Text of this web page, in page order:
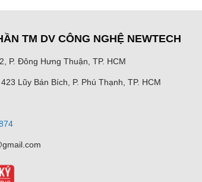
TM DV CÔNG NGHỆ NEWTECH
P. Đông Hưng Thuận, TP. HCM
Lũy Bán Bích, P. Phú Thạnh, TP. HCM